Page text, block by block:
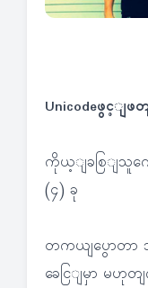
Unicodeဖွင့ျဖတ
ကိုယ့ျခစြျသူကေ
(၄) ခု
တကယျပွောတာ
ခေငြျမှာ မဟုတ